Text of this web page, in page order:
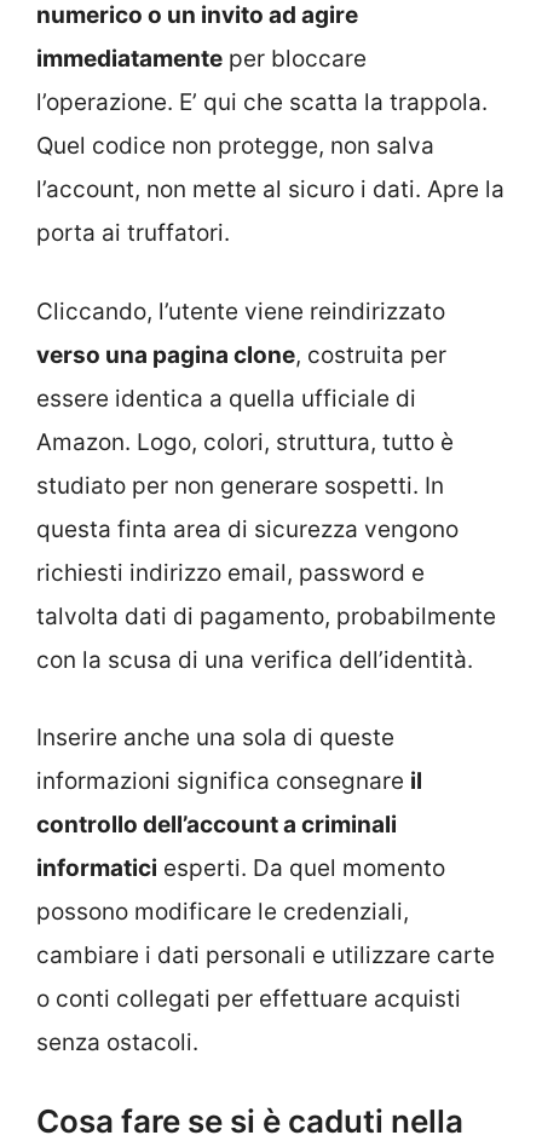
numerico o un invito ad agire
immediatamente per bloccare
l’operazione. E’ qui che scatta la trappola.
Quel codice non protegge, non salva
l’account, non mette al sicuro i dati. Apre la
porta ai truffatori.
Cliccando, l’utente viene reindirizzato
verso una pagina clone, costruita per
essere identica a quella ufficiale di
Amazon. Logo, colori, struttura, tutto è
studiato per non generare sospetti. In
questa finta area di sicurezza vengono
richiesti indirizzo email, password e
talvolta dati di pagamento, probabilmente
con la scusa di una verifica dell’identità.
Inserire anche una sola di queste
informazioni significa consegnare il
controllo dell’account a criminali
informatici esperti. Da quel momento
possono modificare le credenziali,
cambiare i dati personali e utilizzare carte
o conti collegati per effettuare acquisti
senza ostacoli.
Cosa fare se si è caduti nella